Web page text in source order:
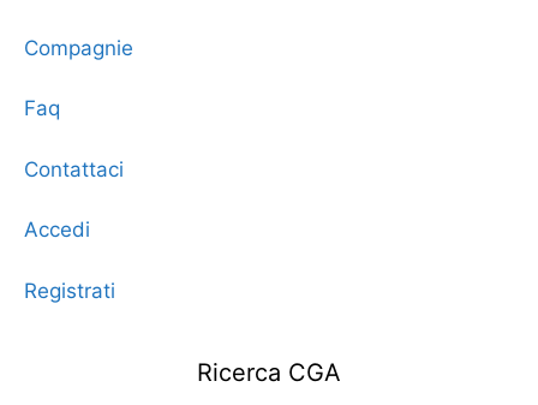
Compagnie
Faq
Contattaci
Accedi
Registrati
Ricerca CGA